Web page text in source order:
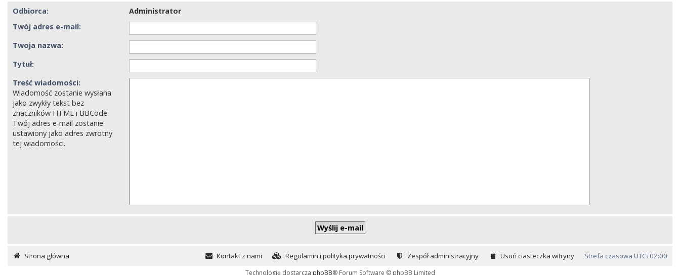
Odbiorca:
Administrator
Twój adres e-mail:
Twoja nazwa:
Tytuł:
Treść wiadomości:
Wiadomość zostanie wysłana
jako zwykły tekst bez
znaczników HTML i BBCode.
Twój adres e-mail zostanie
ustawiony jako adres zwrotny
tej wiadomości.
Strona główna Strefa czasowa UTC+02:00
Usuń ciasteczka witryny
Zespół administracyjny
Regulamin i polityka prywatności
Kontakt z nami
Technologię dostarcza phpBB® Forum Software © phpBB Limited